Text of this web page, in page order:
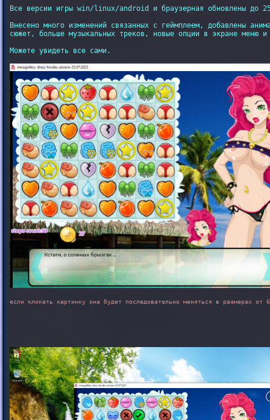
Все версии игры win/linux/android и браузерная обновлены до
Внесено много изменений связанных с геймплеем, добавлены
сюжет, больше музыкальных треков, новые опции в экране меню
Можете увидеть все сами.
если кликать картинку она будет последовательно меняться в размерах от